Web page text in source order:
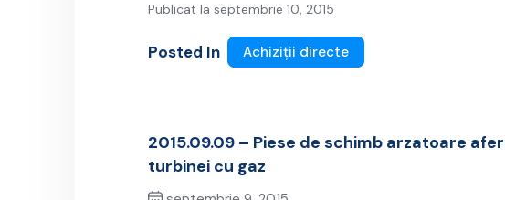
Publicat la septembrie 10, 2015
Posted In Achiziții directe
2015.09.09 – Piese de schimb arzatoare
turbinei cu gaz